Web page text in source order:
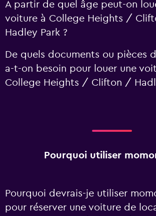
À partir de quel âge peut-on
voiture à College Heights /
Hadley Park ?
De quels documents ou pièces
a-t-on besoin pour louer une
College Heights / Clifton /
Pourquoi utiliser
Pourquoi devrais-je utiliser
pour réserver une voiture de